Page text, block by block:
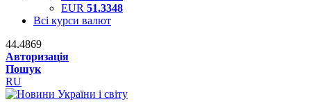
EUR 51.3348
Всі курси валют
44.4869
Авторизація
Пошук
RU